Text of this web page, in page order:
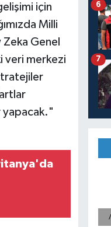
için
Milli
Genel
veri merkezi
yapacak."
6
7